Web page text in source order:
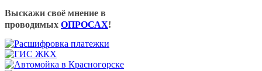
Выскажи своё мнение в
проводимых ОПРОСАХ!